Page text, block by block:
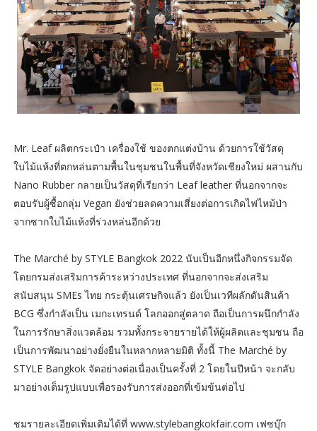
Mr. Leaf ผลิตกระเป๋า เครื่องใช้ ของตกแต่งบ้าน ด้วยการใช้วัสดุ
ใบไม้แห้งที่ตกหล่นตามพื้นในชุมชนในพื้นที่จังหวัดเชียงใหม่ ผสานกับ
Nano Rubber กลายเป็นวัสดุที่เรียกว่า Leaf leather ที่นอกจากจะ
ตอบรับผู้ซื้อกลุ่ม Vegan ยังช่วยลดความเสี่ยงต่อการเกิดไฟไหม้ป่า
จากซากใบไม้แห้งที่ร่วงหล่นอีกด้วย
The Marché by STYLE Bangkok 2022 นับเป็นอีกหนึ่งกิจกรรมจัด
โดยกรมส่งเสริมการค้าระหว่างประเทศ ที่นอกจากจะส่งเสริม
สนับสนุน SMEs ไทย กระตุ้นเศรษกิจแล้ว ยังเป็นเวทีผลักดันสินค้า
BCG ซึ่งกำลังเป็น เมกะเทรนด์ โลกออกสู่ตลาด ถือเป็นการผนึกกำลัง
ในการรักษาสิ่งแวดล้อม รวมทั้งกระจายรายได้ให้ผู้ผลิตและชุมชน ถือ
เป็นการพัฒนาอย่างยั่งยืนในหลากหลายมิติ ทั้งนี้ The Marché by
STYLE Bangkok จัดอย่างต่อเนื่องเป็นครั้งที่ 2 โดยในปีหน้า จะกลับ
มาอย่างเต็มรูปแบบเพื่อรองรับการส่งออกที่เข้มข้นต่อไป
ชมรายละเอียดเพิ่มเติมได้ที่ www.stylebangkokfair.com เฟซบุ๊ก